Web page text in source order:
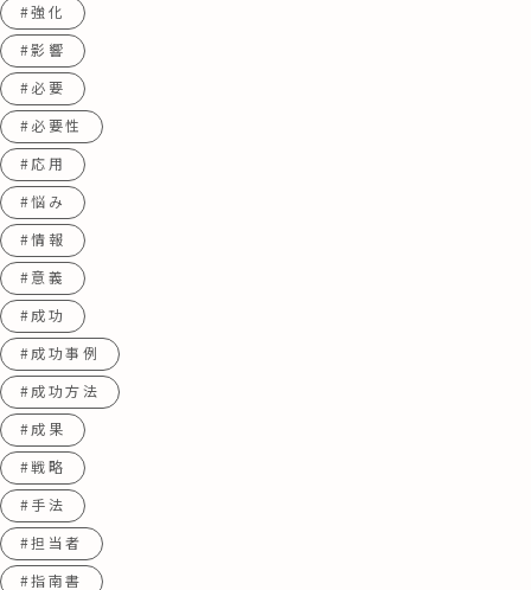
#強化
#影響
#必要
#必要性
#応用
#悩み
#情報
#意義
#成功
#成功事例
#成功方法
#成果
#戦略
#手法
#担当者
#指南書